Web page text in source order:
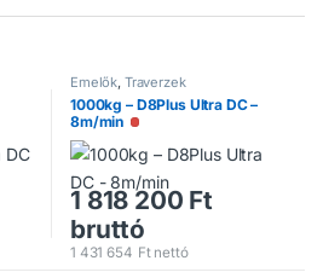
Emelők, Traverzek
1000kg – D8Plus Ultra DC –
8m/min Nincs raktáron
1 818 200 Ft
bruttó
1 431 654 Ftnettó